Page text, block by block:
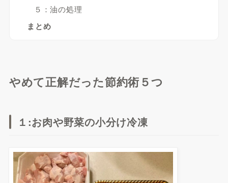
５：油の処理
まとめ
やめて正解だった節約術５つ
１:お肉や野菜の小分け冷凍